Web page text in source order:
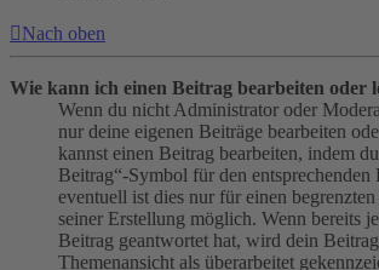
Nach oben
Wie kann ich einen Beitrag bearbeiten oder
Wenn du nicht Administrator oder
nur deine eigenen Beiträge bearbeiten
kannst einen Beitrag bearbeiten, indem
Beitrag“-Symbol für den entsprechenden
eventuell ist dies nur für einen
seiner Erstellung möglich. Wenn bereits
Beitrag geantwortet hat, wird dein
Themenansicht als überarbeitet